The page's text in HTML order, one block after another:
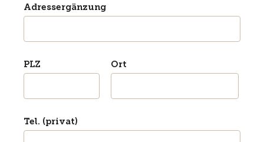
Adressergänzung
PLZ Ort
Tel. (privat)